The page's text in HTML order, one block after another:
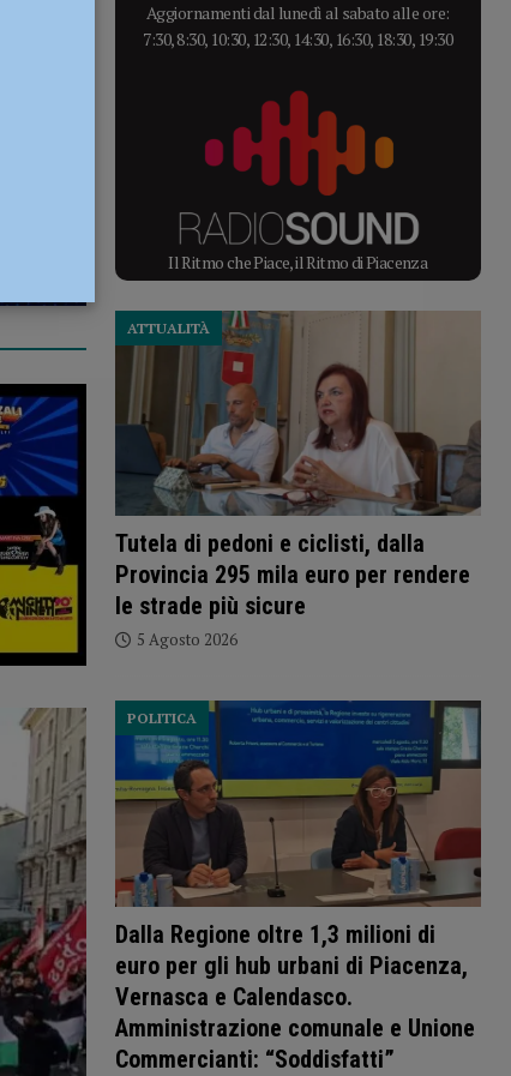
Aggiornamenti dal lunedì al sabato alle ore:
7:30, 8:30, 10:30, 12:30, 14:30, 16:30, 18:30, 19:30
Il Ritmo che Piace, il Ritmo di Piacenza
Tutela di pedoni e ciclisti, dalla
Provincia 295 mila euro per rendere
le strade più sicure
ATTUALITÀ
5 Agosto 2026
Dalla Regione oltre 1,3 milioni di
euro per gli hub urbani di Piacenza,
Vernasca e Calendasco.
Amministrazione comunale e Unione
Commercianti: “Soddisfatti”
POLITICA